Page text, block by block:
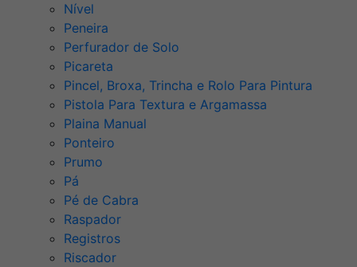
Nível
Peneira
Perfurador de Solo
Picareta
Pincel, Broxa, Trincha e Rolo Para Pintura
Pistola Para Textura e Argamassa
Plaina Manual
Ponteiro
Prumo
Pá
Pé de Cabra
Raspador
Registros
Riscador